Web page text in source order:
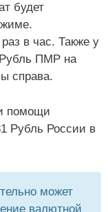
будет
в час. Также у
Рубль ПМР на
справа.
помощи
Рубль России в
может
валютной